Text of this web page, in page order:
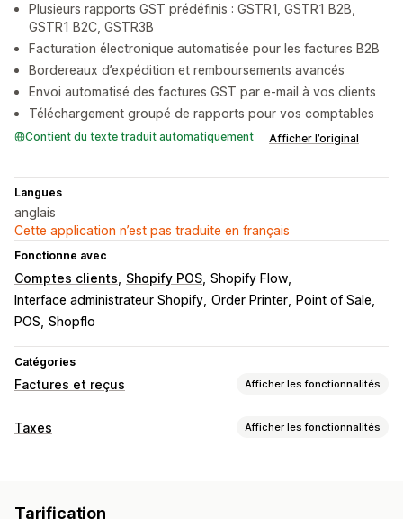
Plusieurs rapports GST prédéfinis : GSTR1, GSTR1 B2B,
GSTR1 B2C, GSTR3B
Facturation électronique automatisée pour les factures B2B
Bordereaux d’expédition et remboursements avancés
Envoi automatisé des factures GST par e-mail à vos clients
Téléchargement groupé de rapports pour vos comptables
Contient du texte traduit automatiquement Afficher l’original
Langues
anglais
Cette application n’est pas traduite en français
Fonctionne avec
Comptes clients Shopify POS Shopify Flow
Interface administrateur Shopify Order Printer
Point of Sale
POS Shopflo
Catégories
Factures et reçus Afficher les fonctionnalités
Types de document
Personnalisation
Taxes Afficher les fonctionnalités
Tarification